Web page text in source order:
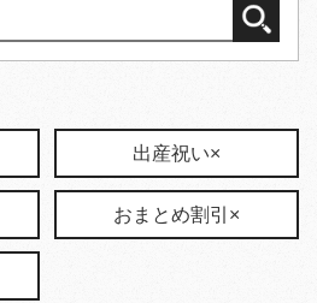
出産祝い×
おまとめ割引×